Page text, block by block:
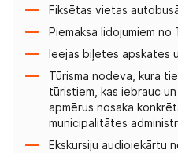
Fiksētas vietas
Piemaksa lidojumiem
Ieejas biļetes apskates
Tūrisma nodeva, kura
tūristiem, kas iebrauc
apmērus nosaka
municipalitātes
Ekskursiju audioiekārtu